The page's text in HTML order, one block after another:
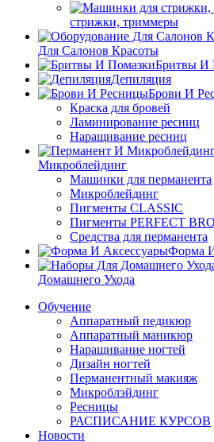
стрижки, триммеры
Для Салонов Красоты
Бритвы И
Депиляция
Брови И
Краска для бровей
Ламинирование ресниц
Наращивание ресниц
Микроблейдинг
Машинки для перманента
Микроблейдинг
Пигменты CLASSIC
Пигменты PERFECT
Средства для перманента
Форма
Домашнего Ухода
Обучение
Аппаратный педикюр
Аппаратный маникюр
Наращивание ногтей
Дизайн ногтей
Перманентный макияж
Микроблэйдинг
Ресницы
РАСПИСАНИЕ КУРСОВ
Новости